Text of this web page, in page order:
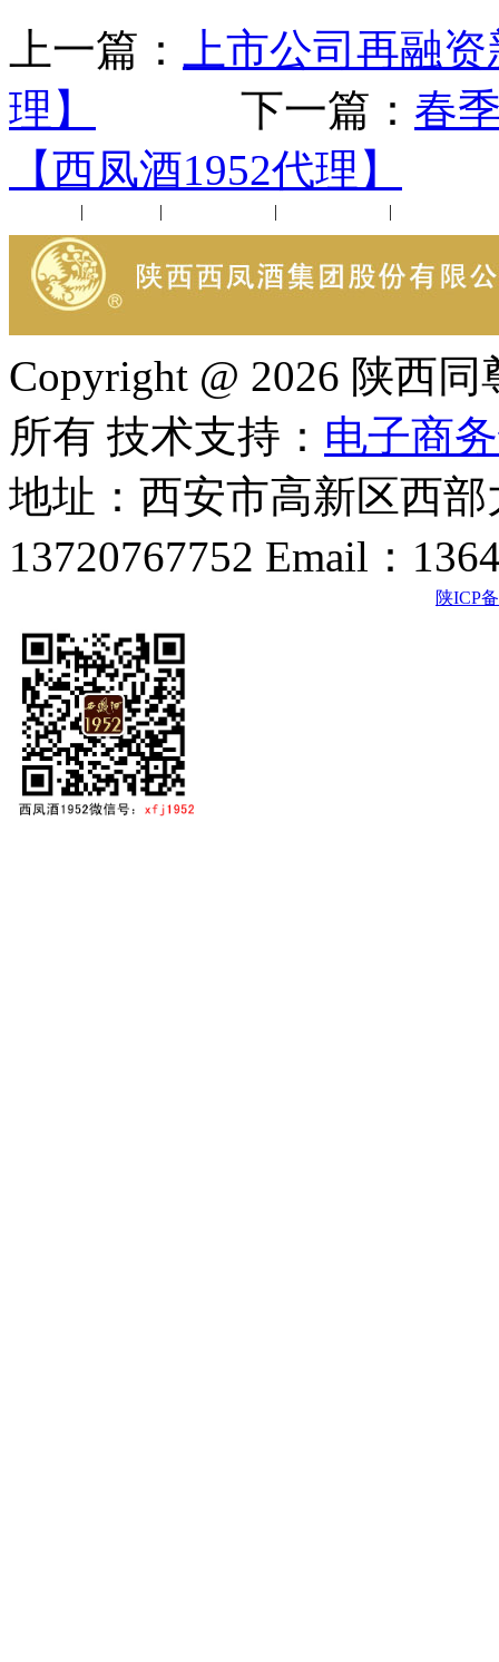
上一篇：
上市公司再融
理】
下一篇： 春
【西凤酒1952代理】
| | | |
Copyright @ 2026 陕西
所有 技术支持： 电子商
地址：西安市高新区西
13720767752 Email：
陕ICP